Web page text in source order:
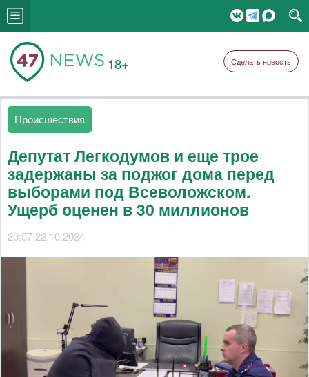
18+ Сделать новость
Происшествия
Депутат Легкодумов и еще трое
задержаны за поджог дома перед
выборами под Всеволожском.
Ущерб оценен в 30 миллионов
20:57 22.10.2024